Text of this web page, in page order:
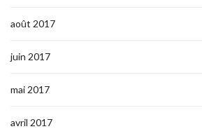
août 2017
juin 2017
mai 2017
avril 2017